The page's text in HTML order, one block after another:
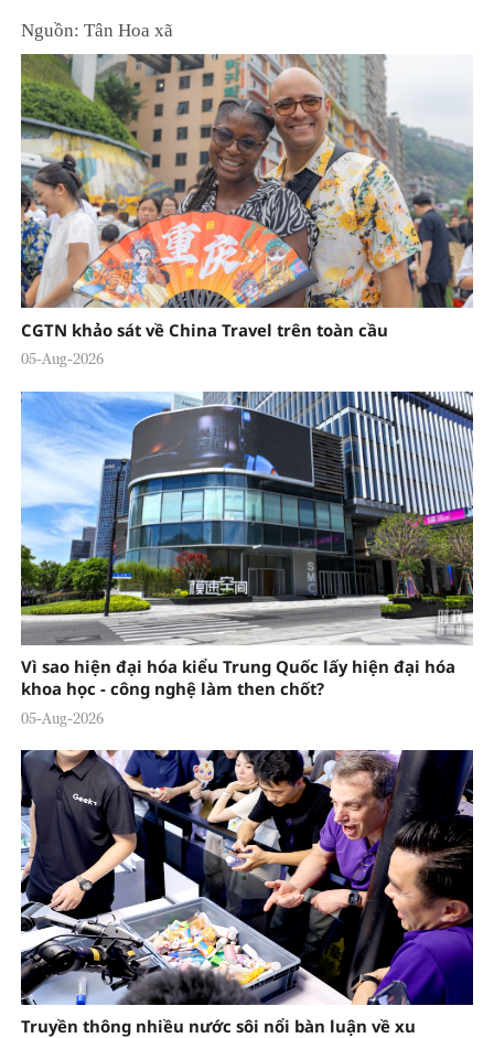
Nguồn: Tân Hoa xã
CGTN khảo sát về China Travel trên toàn cầu
05-Aug-2026
Vì sao hiện đại hóa kiểu Trung Quốc lấy hiện đại hóa
khoa học - công nghệ làm then chốt?
05-Aug-2026
Truyền thông nhiều nước sôi nổi bàn luận về xu